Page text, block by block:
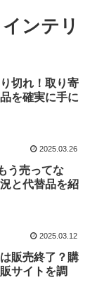
ンテリ
切れ！取り寄
を確実に手に
2025.03.26
う売ってな
と代替品を紹
2025.03.12
販売終了？購
サイトを調